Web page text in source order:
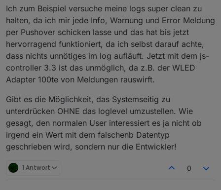
Ich zum Beispiel versuche meine logs super clean zu
halten, da ich mir jede Info, Warnung und Error Meldung
per Pushover schicken lasse und das hat bis jetzt
hervorragend funktioniert, da ich selbst darauf achte,
dass nichts unnötiges im log aufläuft. Jetzt mit dem js-
controller 3.3 ist das unmöglich, da z.B. der WLED
Adapter 100te von Meldungen rauswirft.
Gibt es die Möglichkeit, das Systemseitig zu
unterdrücken OHNE das loglevel umzustellen. Wie
gesagt, den normalen User interessiert es ja nicht ob
irgend ein Wert mit dem falschenb Datentyp
geschrieben wird, sondern nur die Entwickler!
1 Antwort 0